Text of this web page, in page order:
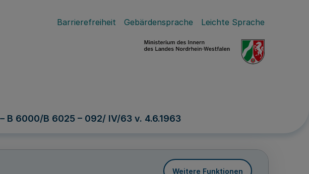
Barrierefreiheit Gebärdensprache Leichte Sprache
6000/B 6025 – 092/ IV/63 v. 4.6.1963
Weitere Funktionen